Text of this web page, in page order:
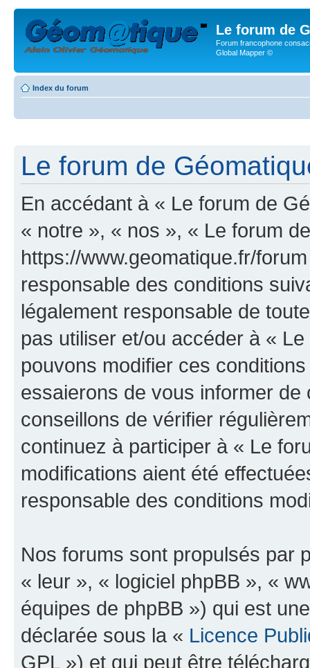
Le forum de
Forum francophone
Global Mapper ©
Index du forum
Le forum de
En accédant à « Le forum de
« notre », « nos », « Le forum
https://www.geomatique.fr/
responsable des conditions
légalement responsable de
pas utiliser et/ou accéder à «
pouvons modifier ces
essaierons de vous informer
conseillons de vérifier
continuez à participer à « Le
modifications aient été
responsable des conditions
Nos forums sont propulsés par
« leur », « logiciel phpBB », «
équipes de phpBB ») qui est
déclarée sous la « Licence
GPL ») et qui peut être